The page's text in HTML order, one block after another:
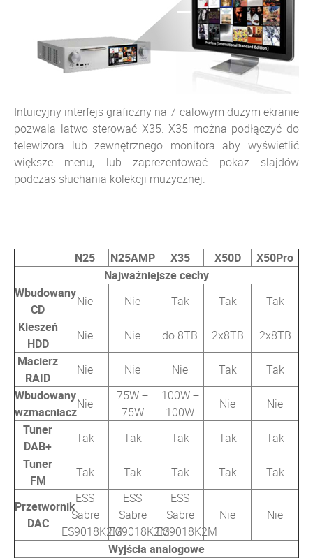
Intuicyjny interfejs graficzny na 7-calowym dużym ekranie
pozwala latwo sterować X35. X35 można podłączyć do
telewizora lub zewnętrznego monitora aby wyświetlić
większe menu, lub zaprezentować pokaz slajdów
podczas słuchania kolekcji muzycznej.
N25 N25AMP X35 X50D
X50Pro
Najważniejsze cechy
Wbudowany
CD
Nie Nie Tak Tak
Tak
Kieszeń
HDD
Nie Nie do 8TB 2x8TB
2x8TB
Macierz
RAID
Nie Nie Nie Tak
Tak
Wbudowany
wzmacniacz
Nie
75W +
75W
100W +
100W
Nie
Nie
Tuner
DAB+
Tak Tak Tak Tak
Tak
Tuner
FM
Tak Tak Tak Tak Tak
Przetwornik
DAC
ESS
Sabre
ES9018K2M
ESS
Sabre
ES9018K2M
ESS
Sabre
ES9018K2M
Nie Nie
Wyjścia analogowe